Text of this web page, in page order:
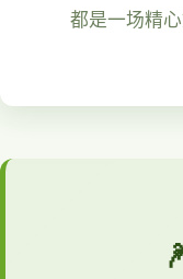
都是一场精